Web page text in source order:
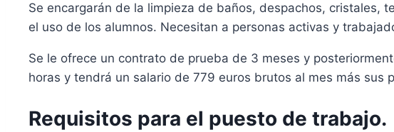
Se encargarán de la limpieza de baños, despachos, cristales,
el uso de los alumnos. Necesitan a personas activas y
Se le ofrece un contrato de prueba de 3 meses y
horas y tendrá un salario de 779 euros brutos al mes más sus
Requisitos para el puesto de trabajo.